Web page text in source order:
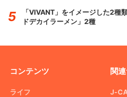
「VIVANT」をイメージした2
ドデカイラーメン」2種
コンテンツ
ライフ
関
J-